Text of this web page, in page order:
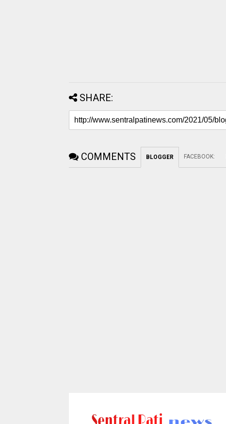
SHARE:
COMMENTS BLOGGER FACEBOOK: